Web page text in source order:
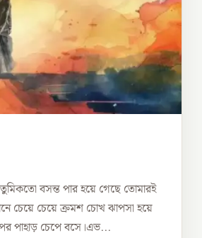
বসন্ত পার হয়ে গেছে তোমারই
চেয়ে চেয়ে ক্রমশ চোখ ঝাপসা হয়ে
পাহাড় চেপে বসে।এভ...